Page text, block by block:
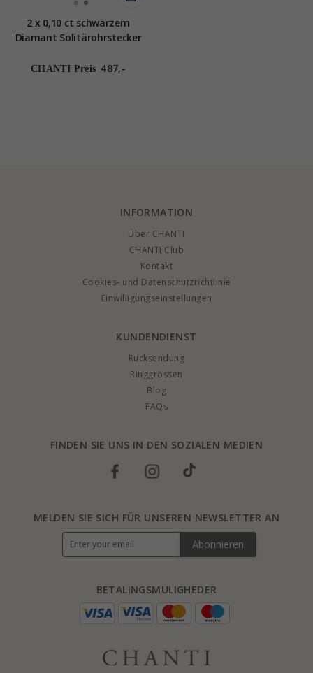
2 x 0,10 ct schwarzem
Diamant Solitärohrstecker
schwarz Diamant
CHANTI Preis 487,-
INFORMATION
Über CHANTI
CHANTI Club
Kontakt
Cookies- und Datenschutzrichtlinie
Einwilligungseinstellungen
KUNDENDIENST
Rucksendung
Ringgrössen
Blog
FAQs
FINDEN SIE UNS IN DEN SOZIALEN MEDIEN
BETALINGSMULIGHEDER
MELDEN SIE SICH FÜR UNSEREN NEWSLETTER AN
Abonnieren